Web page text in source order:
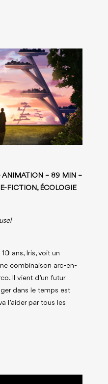
– 89 MIN –
FICTION, ÉCOLOGIE
ans, Iris, voit un
combinaison arc-en-
Il vient d’un futur
dans le temps est
l’aider par tous les